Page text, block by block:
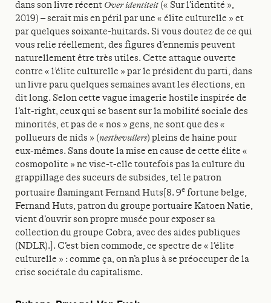
dans son livre récent Over identiteit(« Sur l’identité »,
2019) – serait mis en péril par une « élite culturelle » et
par quelques soixante-huitards. Si vous doutez de ce qui
vous relie réellement, des figures d’ennemis peuvent
naturellement être très utiles. Cette attaque ouverte
contre « l’élite culturelle » par le président du parti, dans
un livre paru quelques semaines avant les élections, en
dit long. Selon cette vague imagerie hostile inspirée de
l’alt-right, ceux qui se basent sur la mobilité sociale des
minorités, et pas de « nos » gens, ne sont que des «
pollueurs de nids » (nestbevuilers) pleins de haine pour
eux-mêmes. Sans doute la mise en cause de cette élite «
cosmopolite » ne vise-t-elle toutefois pas la culture du
grappillage des suceurs de subsides, tel le patron
portuaire flamingant Fernand Huts[8. 9e fortune belge,
Fernand Huts, patron du groupe portuaire Katoen Natie,
vient d’ouvrir son propre musée pour exposer sa
collection du groupe Cobra, avec des aides publiques
(NDLR).]. C’est bien commode, ce spectre de « l’élite
culturelle » : comme ça, on n’a plus à se préoccuper de la
crise sociétale du capitalisme.